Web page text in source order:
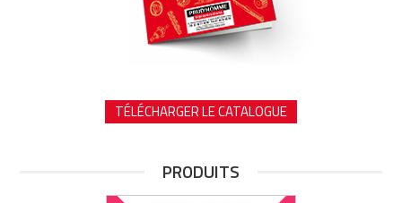
TÉLÉCHARGER LE CATALOGUE
PRODUITS